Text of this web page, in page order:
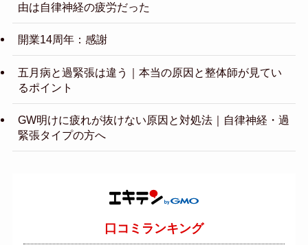
由は自律神経の疲労だった
開業14周年：感謝
五月病と過緊張は違う｜本当の原因と整体師が見てい
るポイント
GW明けに疲れが抜けない原因と対処法｜自律神経・過
緊張タイプの方へ